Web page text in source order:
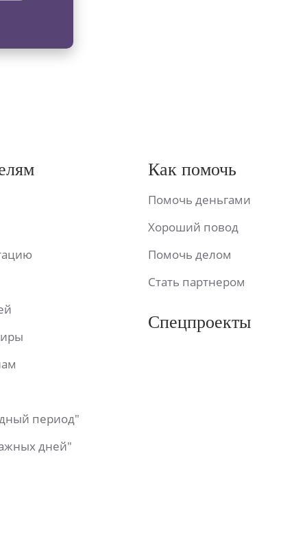
период"
дней"
Как помочь
Помочь деньгами
Хороший повод
Помочь делом
Стать партнером
Спецпроекты